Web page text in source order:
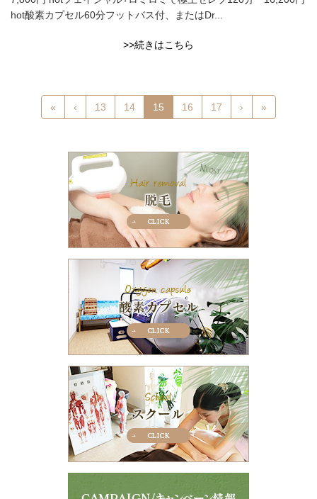
hot酸素カプセル60分フットバス付、またはDr...
>>続きはこちら
« ‹ 13 14 15 16 17 › »